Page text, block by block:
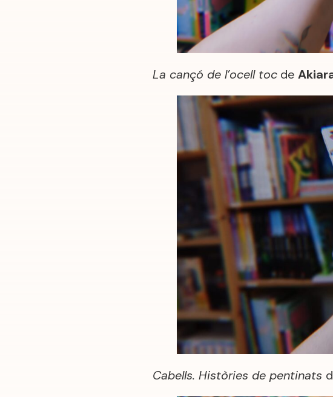
La cançó de l’ocell toc de
Cabells. Històries de pentinats